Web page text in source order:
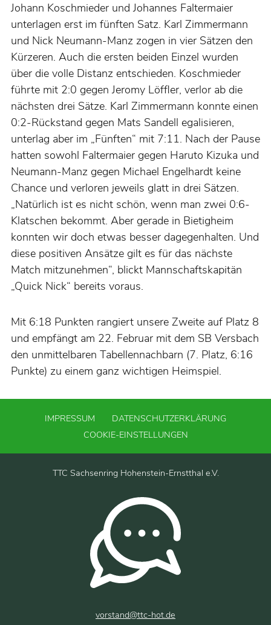
Johann Koschmieder und Johannes Faltermaier
unterlagen erst im fünften Satz. Karl Zimmermann
und Nick Neumann-Manz zogen in vier Sätzen den
Kürzeren. Auch die ersten beiden Einzel wurden
über die volle Distanz entschieden. Koschmieder
führte mit 2:0 gegen Jeromy Löffler, verlor ab die
nächsten drei Sätze. Karl Zimmermann konnte einen
0:2-Rückstand gegen Mats Sandell egalisieren,
unterlag aber im „Fünften“ mit 7:11. Nach der Pause
hatten sowohl Faltermaier gegen Haruto Kizuka und
Neumann-Manz gegen Michael Engelhardt keine
Chance und verloren jeweils glatt in drei Sätzen.
„Natürlich ist es nicht schön, wenn man zwei 0:6-
Klatschen bekommt. Aber gerade in Bietigheim
konnten wir doch etwas besser dagegenhalten. Und
diese positiven Ansätze gilt es für das nächste
Match mitzunehmen“, blickt Mannschaftskapitän
„Quick Nick“ bereits voraus.
Mit 6:18 Punkten rangiert unsere Zweite auf Platz 8
und empfängt am 22. Februar mit dem SB Versbach
den unmittelbaren Tabellennachbarn (7. Platz, 6:16
Punkte) zu einem ganz wichtigen Heimspiel.
IMPRESSUM
DATENSCHUTZERKLÄRUNG
COOKIE-EINSTELLUNGEN
TTC Sachsenring Hohenstein-Ernstthal e.V.
vorstand@ttc-hot.de